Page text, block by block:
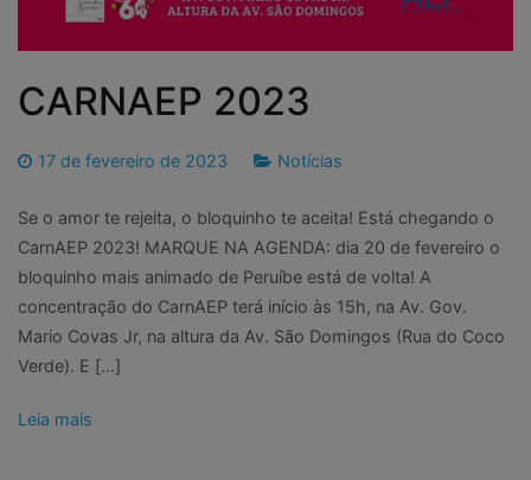
CARNAEP 2023
17 de fevereiro de 2023 Notícias
Se o amor te rejeita, o bloquinho te aceita! Está chegando o
CarnAEP 2023! MARQUE NA AGENDA: dia 20 de fevereiro o
bloquinho mais animado de Peruíbe está de volta! A
concentração do CarnAEP terá início às 15h, na Av. Gov.
Mario Covas Jr, na altura da Av. São Domingos (Rua do Coco
Verde). E […]
Leia mais